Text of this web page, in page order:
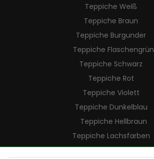
Teppiche Weiß
Teppiche Braun
Teppiche Burgunder
Teppiche Flaschengrün
Teppiche Schwarz
Teppiche Rot
Teppiche Violett
Teppiche Dunkelblau
Teppiche Hellbraun
Teppiche Lachsfarben
Teppiche Cremefarben